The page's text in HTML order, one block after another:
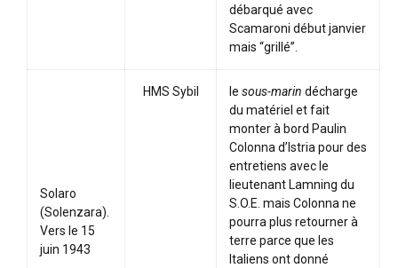
débarqué avec
Scamaroni début janvier
mais “grillé”.
Solaro
(Solenzara).
Vers le 15
juin 1943
HMS Sybil le sous-marin décharge
du matériel et fait
monter à bord Paulin
Colonna d’Istria pour des
entretiens avec le
lieutenant Lamning du
S.O.E. mais Colonna ne
pourra plus retourner à
terre parce que les
Italiens ont donné